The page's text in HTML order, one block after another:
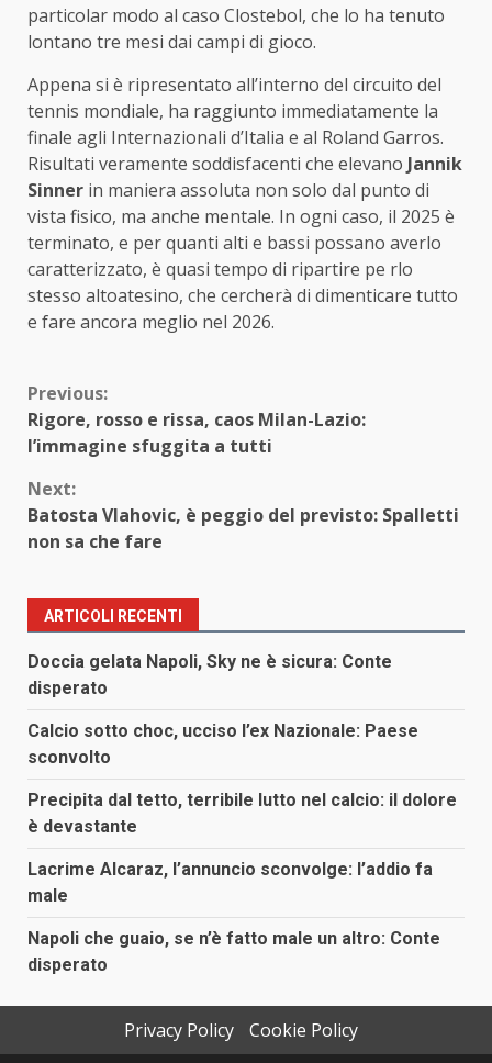
particolar modo al caso Clostebol, che lo ha tenuto
lontano tre mesi dai campi di gioco.
Appena si è ripresentato all’interno del circuito del
tennis mondiale, ha raggiunto immediatamente la
finale agli Internazionali d’Italia e al Roland Garros.
Risultati veramente soddisfacenti che elevano Jannik
Sinner in maniera assoluta non solo dal punto di
vista fisico, ma anche mentale. In ogni caso, il 2025 è
terminato, e per quanti alti e bassi possano averlo
caratterizzato, è quasi tempo di ripartire pe rlo
stesso altoatesino, che cercherà di dimenticare tutto
e fare ancora meglio nel 2026.
Continue
Reading
Previous:
Rigore, rosso e rissa, caos Milan-Lazio:
l’immagine sfuggita a tutti
Next:
Batosta Vlahovic, è peggio del previsto: Spalletti
non sa che fare
ARTICOLI RECENTI
Doccia gelata Napoli, Sky ne è sicura: Conte
disperato
Calcio sotto choc, ucciso l’ex Nazionale: Paese
sconvolto
Precipita dal tetto, terribile lutto nel calcio: il dolore
è devastante
Lacrime Alcaraz, l’annuncio sconvolge: l’addio fa
male
Napoli che guaio, se n’è fatto male un altro: Conte
disperato
Privacy Policy Cookie Policy